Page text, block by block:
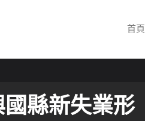
首頁
縣新失業形